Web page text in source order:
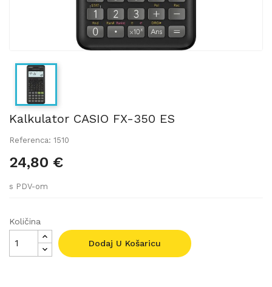
Kalkulator CASIO FX-350 ES
Referenca: 1510
24,80 €
s PDV-om
Količina
Dodaj U Košaricu